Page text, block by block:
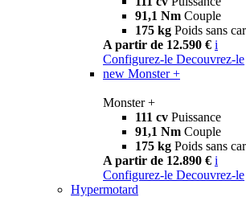
91,1 Nm Couple
175 kg Poids sans
A partir de 12.590 € i
Configurez-le Decouvrez-le
new Monster +
Monster +
111 cv Puissance
91,1 Nm Couple
175 kg Poids sans
A partir de 12.890 € i
Configurez-le Decouvrez-le
Hypermotard